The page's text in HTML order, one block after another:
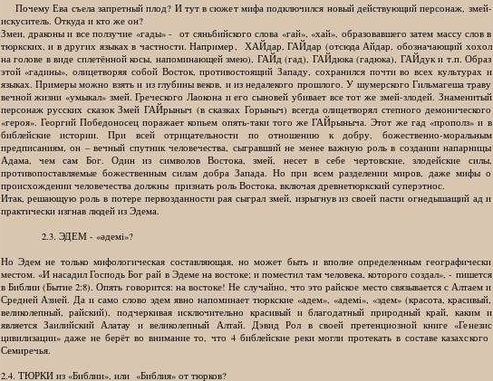
Почему Ева съела запретный плод? И тут в сюжет мифа подключился новый действующий персонаж, змей-
искуситель. Откуда и кто же он?
Змеи, драконы и все ползучие «гады» - от сяньбийского слова «гай», «хай», образовавшего затем массу слов в
тюркских, и в других языках в частности. Например, ХАЙдар, ГАЙдар (отсюда Айдар, обозначающий хохол
на голове в виде сплетённой косы, напоминающей змею), ГАЙд (гад), ГАЙдюка (гадюка), ГАЙдук и т.п. Образ
этой «гадины», олицетворяя собой Восток, противостоящий Западу, сохранился почти во всех культурах и
языках. Примеры можно взять и из глубины веков, и из недалекого прошлого. У шумерского Гильмагеша траву
вечной жизни «умыкал» змей. Греческого Лаокона и его сыновей убивает все тот же змей-злодей. Знаменитый
персонаж русских сказок Змей ГАЙрыныч (в сказках Горыныч) всегда олицетворял степного демонического
«героя». Георгий Победоносец поражает копьем опять-таки того же ГАЙрыныча. Этот же гад «прополз» и в
библейские истории. При всей отрицательности по отношению к добру, божественно-моральным
предписаниям, он – вечный спутник человечества, сыгравший не менее важную роль в создании напарницы
Адама, чем сам Бог. Один из символов Востока, змей, несет в себе чертовские, злодейские силы,
противопоставляемые божественным силам добра Запада. Но при всем разделении миров, даже мифы о
происхождении человечества должны признать роль Востока, включая древнетюркский суперэтнос.
Итак, решающую роль в потере первозданности рая сыграл змей, изрыгнув из своей пасти огнедышащий ад и
практически изгнав людей из Эдема.
2.3. ЭДЕМ - «әдемi»?
Но Эдем не только мифологическая составляющая, но может быть и вполне определенным географически
местом. «И насадил Господь Бог рай в Эдеме на востоке; и поместил там человека, которого создал», - пишется
в Библии (Бытие 2:8). Опять говорится: на востоке! Не случайно, что это райское место связывается с Алтаем и
Средней Азией. Да и само слово эдем явно напоминает тюркские «адем», «адемi», «эдем» (красота, красивый,
великолепный, райский), подчеркивая исключительно красивый и благодатный природный край, каким и
является Заилийский Алатау и великолепный Алтай. Дэвид Рол в своей претенциозной книге «Генезис
цивилизации» даже не берёт во внимание то, что 4 библейские реки могли протекать в составе казахского
Семиречья.
2.4. ТЮРКИ из «Библии», или «Библия» от тюрков?